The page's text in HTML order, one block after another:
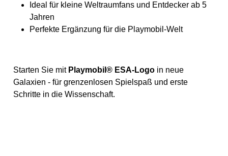
Ideal für kleine Weltraumfans und Entdecker ab 5
Jahren
Perfekte Ergänzung für die Playmobil-Welt
Starten Sie mit Playmobil® ESA-Logo in neue
Galaxien - für grenzenlosen Spielspaß und erste
Schritte in die Wissenschaft.